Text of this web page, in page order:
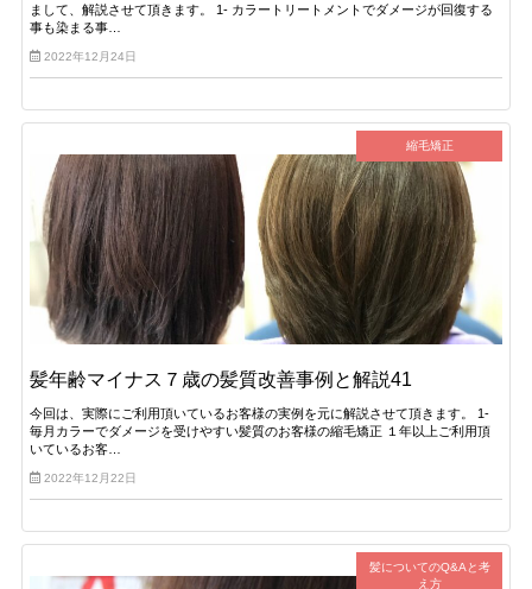
まして、解説させて頂きます。 1- カラートリートメントでダメージが回復する
事も染まる事…
2022年12月24日
縮毛矯正
髪年齢マイナス７歳の髪質改善事例と解説41
今回は、実際にご利用頂いているお客様の実例を元に解説させて頂きます。 1-
毎月カラーでダメージを受けやすい髪質のお客様の縮毛矯正 １年以上ご利用頂
いているお客…
2022年12月22日
髪についてのQ&Aと考
え方